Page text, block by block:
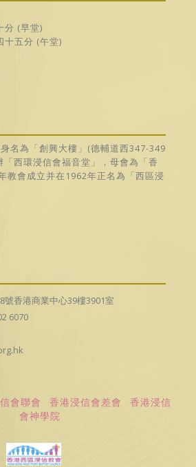
會聯會 香港浸信會差會
香港浸信
會神學院
分 (早堂)
十五分 (午堂)
名為「創興大樓」(德輔道西347-349
「西環浸信會福音堂」，母會為「香
教會成立并在1962年正名為「西區浸
號香港商業中心39樓3901室
6070